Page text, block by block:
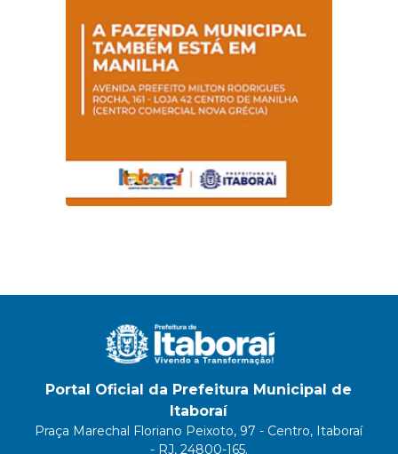
Portal Oficial da Prefeitura Municipal de
Itaboraí
Praça Marechal Floriano Peixoto, 97 - Centro, Itaboraí
- RJ, 24800-165.